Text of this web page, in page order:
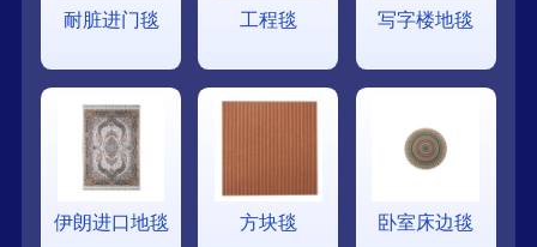
耐脏进门毯 工程毯 写字楼地毯
伊朗进口地毯 方块毯 卧室床边毯